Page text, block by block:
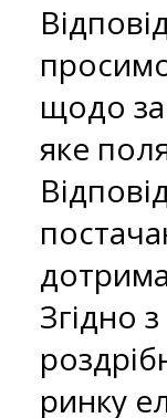
щодо
яке
Згідно
ринку